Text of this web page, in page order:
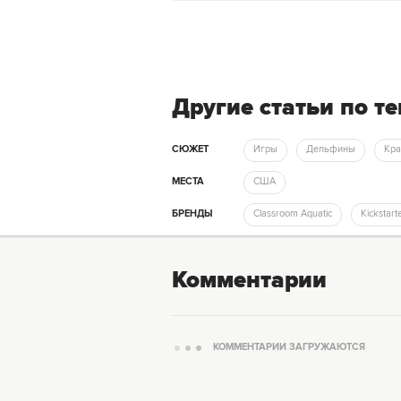
Другие статьи по
СЮЖЕТ Игры Дельфины
МЕСТА США
БРЕНДЫ Classroom Aquatic
Комментарии
КОММЕНТАРИИ ЗАГРУЖАЮТСЯ